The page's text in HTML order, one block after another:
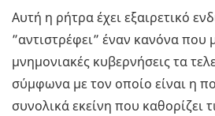
Αυτή η ρήτρα έχει εξαιρετικό
”αντιστρέφει” έναν κανόνα που
μνημονιακές κυβερνήσεις τα
σύμφωνα με τον οποίο είναι η
συνολικά εκείνη που καθορίζει